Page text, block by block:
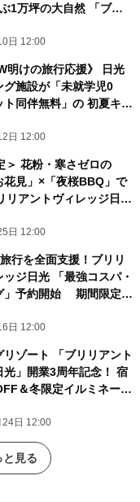
1万坪の大自然 「ブリ
ッジ日光」が2026年夏
始
日 12:00
明けの旅行応援》 日光
グ施設が「未就学児0
ト同伴無料」の 初夏キャ
開始
日 12:00
＞ 花粉・寒さゼロの
花見」×「夜桜BBQ」で
リアントヴィレッジ日
ンを 3/9より期間限定
日 12:00
行を全面支援！ブリリ
ジ日光 「最強コスパ・
」予約開始 期間限定
OFF、いちご狩り＆
時開催
日 12:00
リゾート 「ブリリアント
光」開業3周年記念！ 宿
＆冬限定イルミネーシ
日 12:00
見る